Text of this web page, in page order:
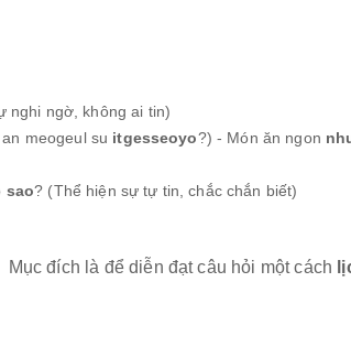
nghi ngờ, không ai tin)
an meogeul su itgesseoyo?) - Món ăn ngon
sao? (Thể hiện sự tự tin, chắc chắn biết)
Mục đích là để diễn đạt câu hỏi một cách